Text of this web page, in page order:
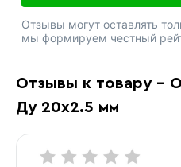
Отзывы к товару -
Ду 20х2.5 мм
Отзывы могут оставлять
мы формируем честный